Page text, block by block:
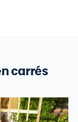
carrés